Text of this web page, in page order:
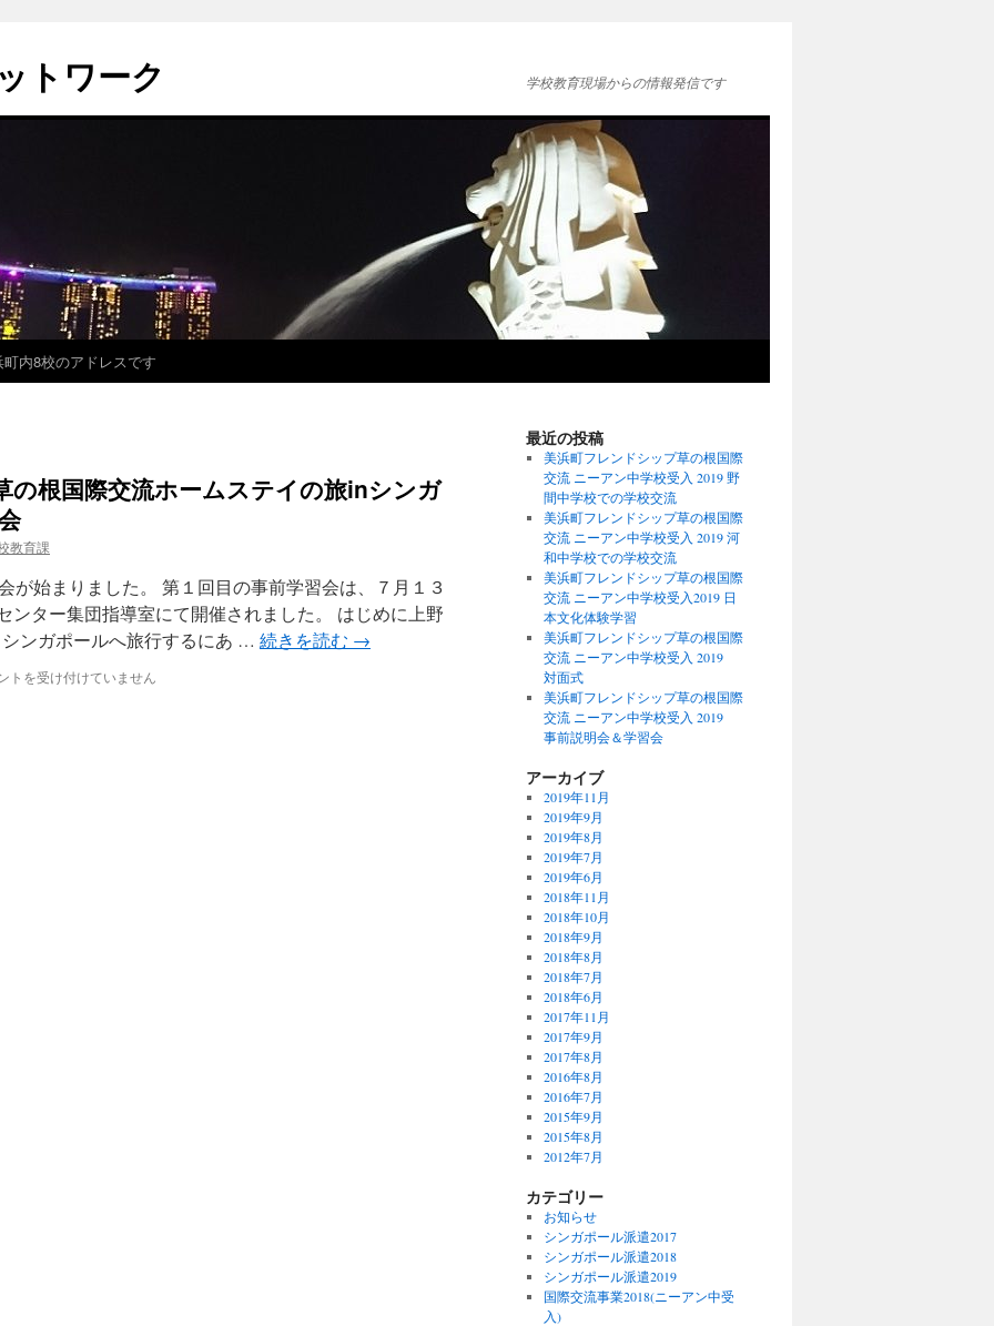
トワーク 学校教育現場からの情報発信です
町内8校のアドレスです
の根国際交流ホームステイの旅inシンガ
教育課
が始まりました。 第１回目の事前学習会は、７月１３
ンター集団指導室にて開催されました。 はじめに上野
ンガポールへ旅行するにあ … 続きを読む →
トを受け付けていません
最近の投稿
美浜町フレンドシップ草の根国際
交流 ニーアン中学校受入 2019 野
間中学校での学校交流
美浜町フレンドシップ草の根国際
交流 ニーアン中学校受入 2019 河
和中学校での学校交流
美浜町フレンドシップ草の根国際
交流 ニーアン中学校受入2019 日
本文化体験学習
美浜町フレンドシップ草の根国際
交流 ニーアン中学校受入 2019
対面式
美浜町フレンドシップ草の根国際
交流 ニーアン中学校受入 2019
事前説明会＆学習会
アーカイブ
2019年11月
2019年9月
2019年8月
2019年7月
2019年6月
2018年11月
2018年10月
2018年9月
2018年8月
2018年7月
2018年6月
2017年11月
2017年9月
2017年8月
2016年8月
2016年7月
2015年9月
2015年8月
2012年7月
カテゴリー
お知らせ
シンガポール派遣2017
シンガポール派遣2018
シンガポール派遣2019
国際交流事業2018(ニーアン中受
入)